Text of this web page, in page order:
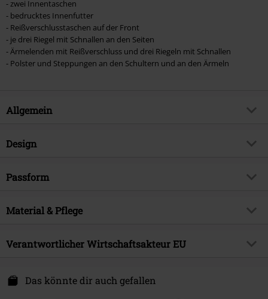
- zwei Innentaschen
- bedrucktes Innenfutter
- Reißverschlusstaschen auf der Front
- je drei Riegel mit Schnallen an den Seiten
- Ärmelenden mit Reißverschluss und drei Riegeln mit Schnallen
- Polster und Steppungen an den Schultern und an den Ärmeln
Allgemein
Artikelnummer:
Brand
Produktthema
Signature
nein
Geschlecht
Männer
Design
Produkt-Typ
Bedruckt
Halsausschnitt/Kragen
Rundhals
Ärmelform
Normaler Ärmel
Passform
Länge (des Kleidungsstücks)
Material & Pflege
Obermaterial
100% Baumwolle
Futter
100% Polyester
Verantwortlicher Wirtschaftsakteur EU
Darmer Esch 70a
Das könnte dir auch gefallen